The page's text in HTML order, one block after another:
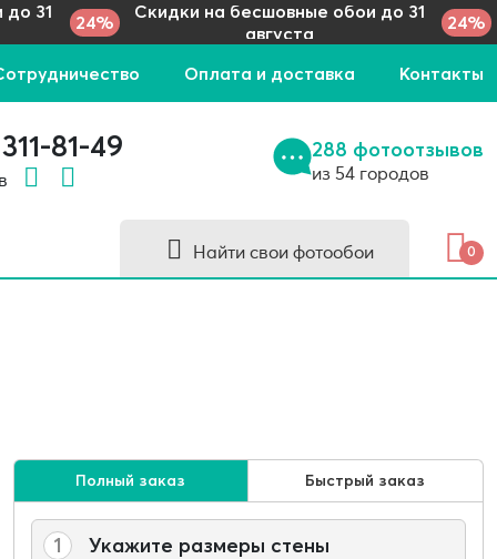
31
24%
Скидки на бесшовные обои до 31
августа
24%
Оплата и доставка Контакты
81-49 288 фотоотзывов
из 54 городов
Найти свои фотообои 0
Полный заказ Быстрый заказ
1 Укажите размеры стены